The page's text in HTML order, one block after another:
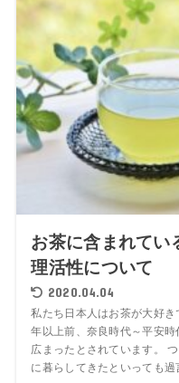
お茶に含まれてい
理活性について
2020.04.04
私たち日本人はお茶が大好
年以上前、奈良時代～平安
広まったとされています。
に暮らしてきたといっても過